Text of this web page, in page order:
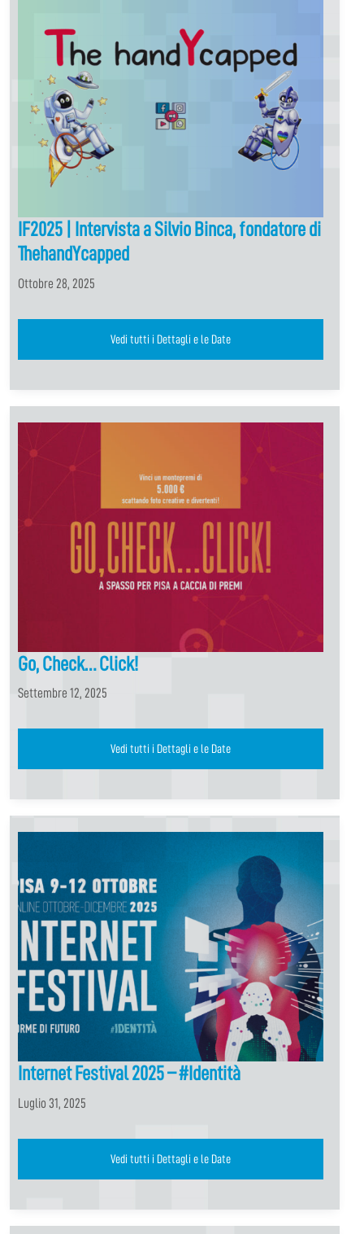
IF2025 | Intervista a Silvio Binca, fondatore di
ThehandYcapped
Ottobre 28, 2025
Vedi tutti i Dettagli e le Date
Go, Check… Click!
Settembre 12, 2025
Vedi tutti i Dettagli e le Date
Internet Festival 2025 – #Identità
Luglio 31, 2025
Vedi tutti i Dettagli e le Date